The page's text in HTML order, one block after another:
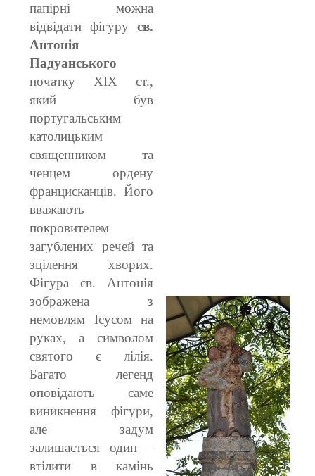
папірні можна
відвідати фігуру св.
Антонія
Падуанського
початку ХІХ ст.,
який був
португальським
католицьким
священником та
ченцем ордену
францисканців. Його
вважають
покровителем
загублених речей та
зцілення хворих.
Фігура св. Антонія
зображена з
немовлям Ісусом на
руках, а символом
святого є лілія.
Багато легенд
оповідають саме
виникнення фігури,
але задум
залишається один –
втілити в камінь